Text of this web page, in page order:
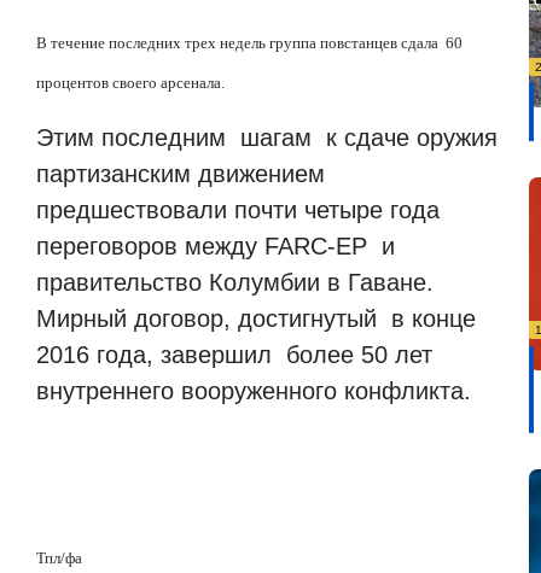
В течение последних трех недель группа повстанцев сдала 60
процентов своего арсенала.
Этим последним шагам к сдаче оружия
партизанским движением
предшествовали почти четыре года
переговоров между FARC-EP и
правительство Колумбии в Гаване.
Мирный договор, достигнутый в конце
2016 года, завершил более 50 лет
внутреннего вооруженного конфликта.
Тпл/фа